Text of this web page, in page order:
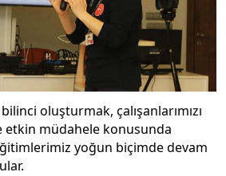
oluşturmak, çalışanlarımızı
etkin müdahele konusunda
yoğun biçimde devam